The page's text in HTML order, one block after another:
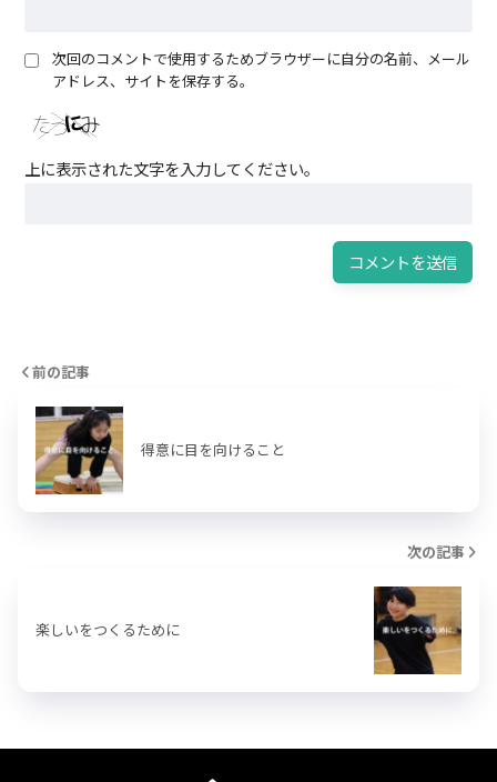
次回のコメントで使用するためブラウザーに自分の名前、メール
アドレス、サイトを保存する。
上に表示された文字を入力してください。
前の記事
得意に目を向けること
次の記事
楽しいをつくるために